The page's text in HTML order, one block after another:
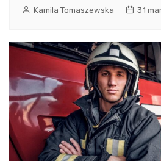
Kamila Tomaszewska 31